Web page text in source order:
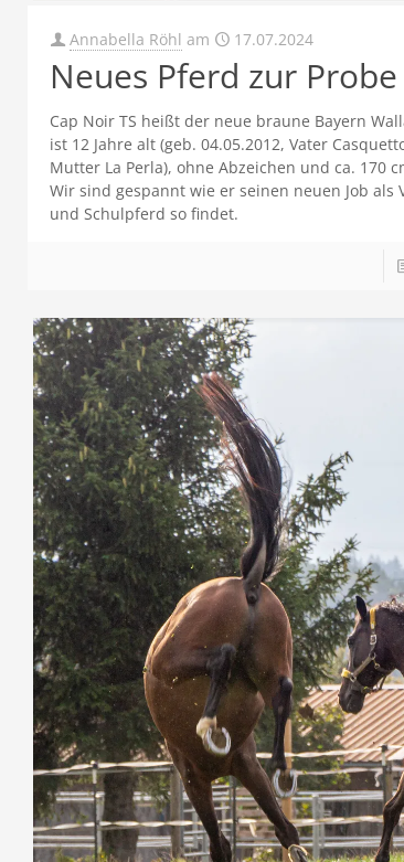
Annabella Röhl am 17.07.2024
Neues Pferd zur Probe
Cap Noir TS heißt der neue braune Bayern
ist 12 Jahre alt (geb. 04.05.2012, Vater
Mutter La Perla), ohne Abzeichen und ca. 170
Wir sind gespannt wie er seinen neuen Job als
und Schulpferd so findet.